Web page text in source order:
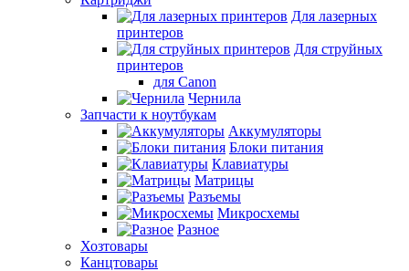
Для лазерных
принтеров
Для струйных
принтеров
для Canon
Чернила
Запчасти к ноутбукам
Аккумуляторы
Блоки питания
Клавиатуры
Матрицы
Разъемы
Микросхемы
Разное
Хозтовары
Канцтовары